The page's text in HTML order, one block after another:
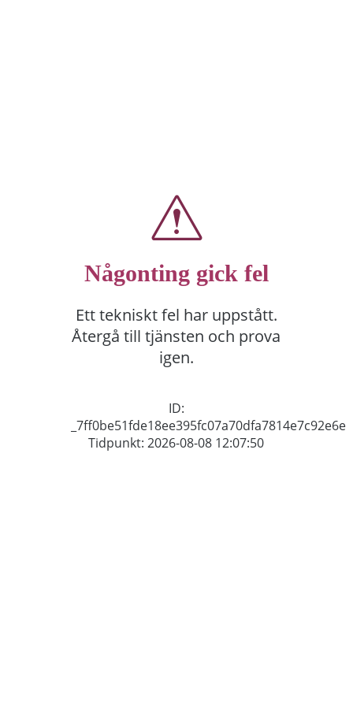
Någonting gick fel
Ett tekniskt fel har uppstått.
Återgå till tjänsten och prova
igen.
ID:
_7ff0be51fde18ee395fc07a70dfa7814e7c92e6e
Tidpunkt: 2026-08-08 12:07:50